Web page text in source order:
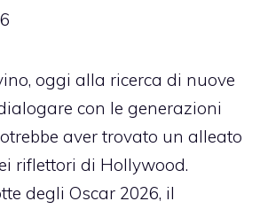
oggi alla ricerca di nuove
con le generazioni
aver trovato un alleato
riflettori di Hollywood.
degli Oscar 2026, il